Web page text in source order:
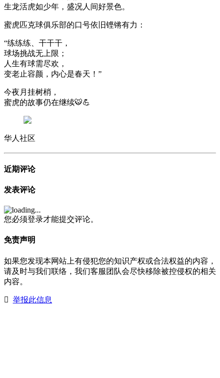
生龙活虎如少年，盛况人间好景色。
蜜虎匹克球俱乐部的口号依旧铿锵有力：
“练练练、干干干，
球场挑战无上限；
人生有球需尽欢，
变老止容颜，内心是春天！”
今夜月挂树梢，
蜜虎的故事仍在继续🐯💪
华人社区
近期评论
发表评论
您必须登录才能提交评论。
免责声明
如果您发现本网站上有侵犯您的知识产权或合法权益的内容，
请及时与我们联络，我们客服团队会尽快移除被控侵权的相关
内容。
举报此信息